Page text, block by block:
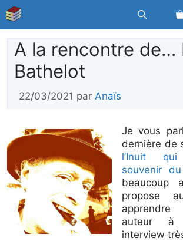
Aller
au
contenu
A la rencontre de…
Bathelot
22/03/2021 par Anaïs
Je vous
dernière de
l’Inuit
souvenir
beaucoup
propose
auteur à
interview